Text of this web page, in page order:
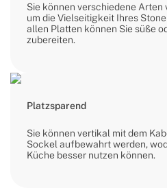
Sie können verschiedene Arten
um die Vielseitigkeit Ihres
allen Platten können Sie süße
zubereiten.
Platzsparend
Sie können vertikal mit dem
Sockel aufbewahrt werden,
Küche besser nutzen können.